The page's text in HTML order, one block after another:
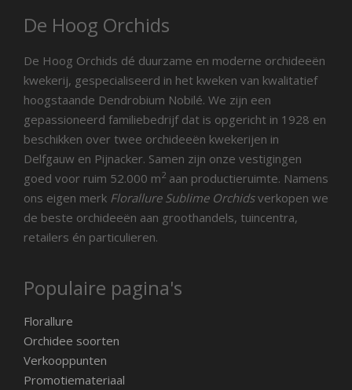
De Hoog Orchids
De Hoog Orchids dé duurzame en moderne orchideeën
kwekerij, gespecialiseerd in het kweken van kwalitatief
hoogstaande Dendrobium Nobilé. We zijn een
gepassioneerd familiebedrijf dat is opgericht in 1928 en
beschikken over twee orchideeën kwekerijen in
Delfgauw en Pijnacker. Samen zijn onze vestigingen
goed voor ruim 52.000 m2 aan productieruimte. Namens
ons eigen merk Florallure Sublime Orchidsverkopen we
de beste orchideeën aan groothandels, tuincentra,
retailers én particulieren.
Populaire pagina's
Florallure
Orchidee soorten
Verkooppunten
Promotiemateriaal